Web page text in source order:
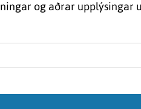
og aðrar upplýsingar